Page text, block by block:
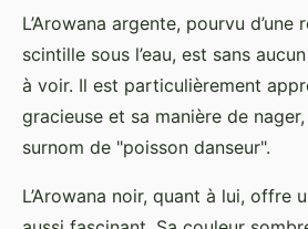
L’Arowana argente, pourvu
scintille sous l’eau, est sans
à voir. Il est particulièrement
gracieuse et sa manière de
surnom de "poisson danseur".
L’Arowana noir, quant à lui, offre